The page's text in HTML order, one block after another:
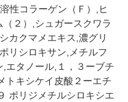
性コラーゲン（Ｆ）,ヒ
２）,シュガースクワラ
カクマメエキス,濃グリ
リシロキサン,メチルフ
,エタノール,１，３ーブチ
トキシケイ皮酸２ーエチ
ポリジメチルシロキシエ